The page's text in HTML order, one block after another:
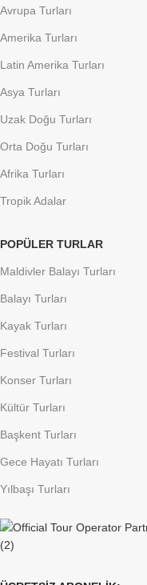
Avrupa Turları
Amerika Turları
Latin Amerika Turları
Asya Turları
Uzak Doğu Turları
Orta Doğu Turları
Afrika Turları
Tropik Adalar
POPÜLER TURLAR
Maldivler Balayı Turları
Balayı Turları
Kayak Turları
Festival Turları
Konser Turları
Kültür Turları
Başkent Turları
Gece Hayatı Turları
Yılbaşı Turları